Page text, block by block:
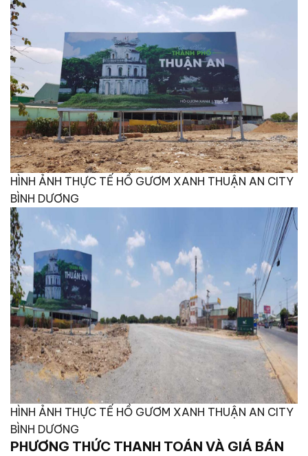
HÌNH ẢNH THỰC TẾ HỒ GƯƠM XANH THUẬN AN CITY
BÌNH DƯƠNG
HÌNH ẢNH THỰC TẾ HỒ GƯƠM XANH THUẬN AN CITY
BÌNH DƯƠNG
PHƯƠNG THỨC THANH TOÁN VÀ GIÁ BÁN